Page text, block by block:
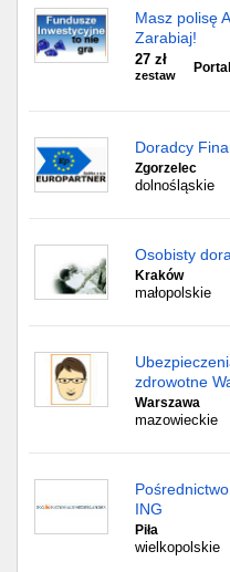
Masz polisę
Zarabiaj!
27 zł
zestaw
Doradcy
Zgorzelec
dolnośląskie
Osobisty
Kraków
małopolskie
zdrowotne
Warszawa
mazowieckie
ING
Piła
wielkopolskie